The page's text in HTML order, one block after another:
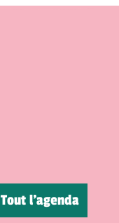
Tout l’agenda